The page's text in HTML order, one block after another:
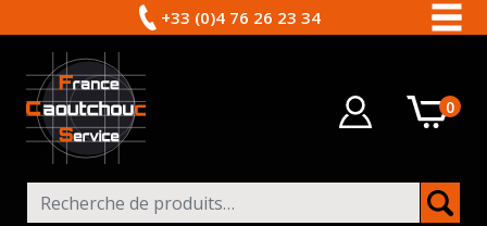
+33 (0)4 76 26 23 34
0
Recherche pour :